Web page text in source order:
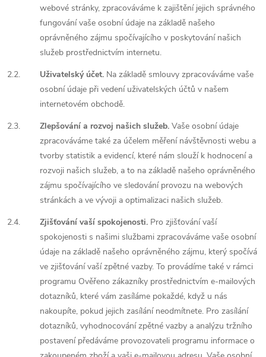
webové stránky, zpracováváme k zajištění jejich správného
fungování vaše osobní údaje na základě našeho
oprávněného zájmu spočívajícího v poskytování našich
služeb prostřednictvím internetu.
2.2.
Uživatelský účet. Na základě smlouvy zpracováváme vaše
osobní údaje při vedení uživatelských účtů v našem
internetovém obchodě.
2.3.
Zlepšování a rozvoj našich služeb. Vaše osobní údaje
zpracováváme také za účelem měření návštěvnosti webu a
tvorby statistik a evidencí, které nám slouží k hodnocení a
rozvoji našich služeb, a to na základě našeho oprávněného
zájmu spočívajícího ve sledování provozu na webových
stránkách a ve vývoji a optimalizaci našich služeb.
2.4.
Zjišťování vaší spokojenosti. Pro zjišťování vaší
spokojenosti s našimi službami zpracováváme vaše osobní
údaje na základě našeho oprávněného zájmu, který spočívá
ve zjišťování vaší zpětné vazby. To provádíme také v rámci
programu Ověřeno zákazníky prostřednictvím e-mailových
dotazníků, které vám zasíláme pokaždé, když u nás
nakoupíte, pokud jejich zasílání neodmítnete. Pro zasílání
dotazníků, vyhodnocování zpětné vazby a analýzu tržního
postavení předáváme provozovateli programu informace o